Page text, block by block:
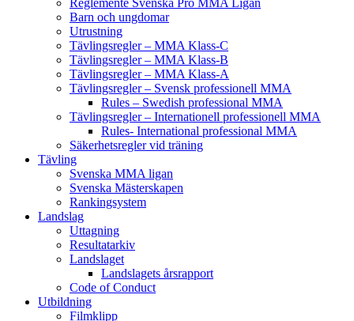
Reglemente Svenska Pro MMA Ligan
Barn och ungdomar
Utrustning
Tävlingsregler – MMA Klass-C
Tävlingsregler – MMA Klass-B
Tävlingsregler – MMA Klass-A
Tävlingsregler – Svensk professionell MMA
Rules – Swedish professional MMA
Tävlingsregler – Internationell professionell MMA
Rules- International professional MMA
Säkerhetsregler vid träning
Tävling
Svenska MMA ligan
Svenska Mästerskapen
Rankingsystem
Landslag
Uttagning
Resultatarkiv
Landslaget
Landslagets årsrapport
Code of Conduct
Utbildning
Filmklipp